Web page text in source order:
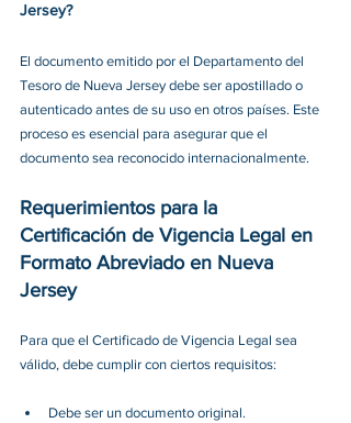
Jersey?
El documento emitido por el Departamento del
Tesoro de Nueva Jersey debe ser apostillado o
autenticado antes de su uso en otros países. Este
proceso es esencial para asegurar que el
documento sea reconocido internacionalmente.
Requerimientos para la
Certificación de Vigencia Legal en
Formato Abreviado en Nueva
Jersey
Para que el Certificado de Vigencia Legal sea
válido, debe cumplir con ciertos requisitos:
Debe ser un documento original.